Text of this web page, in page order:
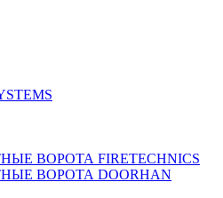
ВОРОТА FIRETECHNICS
ВОРОТА DOORHAN